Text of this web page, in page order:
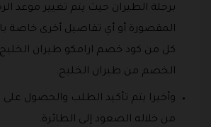
برحلة الطيران حيث يتم تغيير موعد
المقصورة أو أي تفاصيل أخرى خاصة
كل من كود خصم ارامكو طيران الخليج
الخصم من طيران الخليج.
وأخيرا يتم تأكيد الطلب والحصول على
من خلاله الصعود إلى الطائرة.